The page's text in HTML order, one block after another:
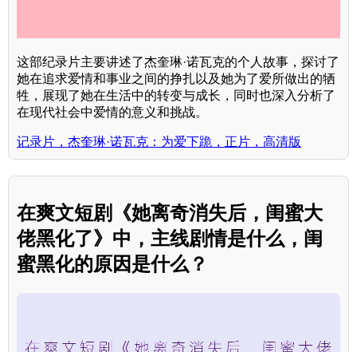
这部纪录片主要讲述了杰奎琳·诺瓦克的个人故事，探讨了
她在追求爱情和事业之间的挣扎以及她为了爱所做出的牺
牲，展现了她在生活中的转变与成长，同时也深入分析了
在现代社会中爱情的意义和挑战。
记录片，杰奎琳·诺瓦克：为爱下跪，正片，高清版
在爽文短剧《她离奇消失后，闺蜜大
佬黑化了》中，主线剧情是什么，闺
蜜黑化的原因是什么？